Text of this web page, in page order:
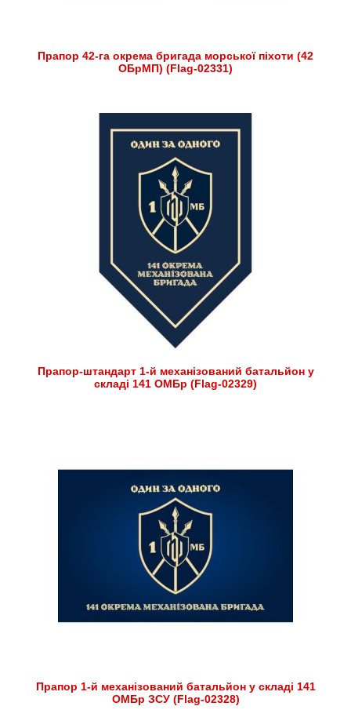
Прапор 42-га окрема бригада морської піхоти (42
ОБрМП) (Flag-02331)
Прапор-штандарт 1-й механізований батальйон у
складі 141 ОМБр (Flag-02329)
Прапор 1-й механізований батальйон у складі 141
ОМБр ЗСУ (Flag-02328)